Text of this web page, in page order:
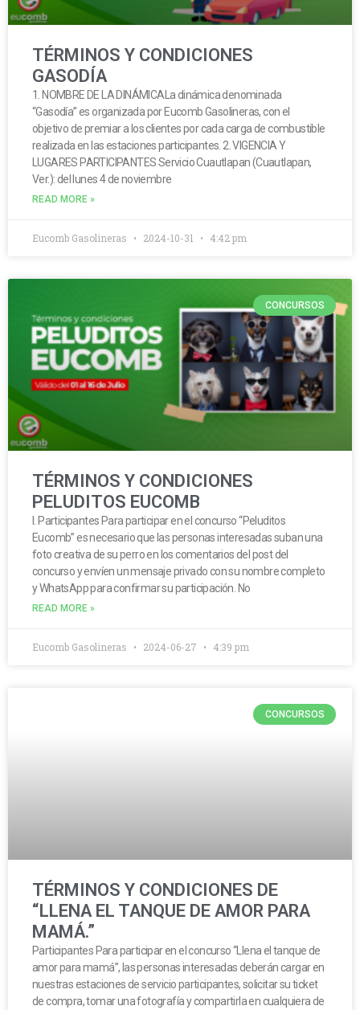
TÉRMINOS Y CONDICIONES
GASODÍA
1. NOMBRE DE LA DINÁMICALa dinámica denominada
“Gasodía” es organizada por Eucomb Gasolineras, con el
objetivo de premiar a los clientes por cada carga de combustible
realizada en las estaciones participantes. 2. VIGENCIA Y
LUGARES PARTICIPANTES Servicio Cuautlapan (Cuautlapan,
Ver.): del lunes 4 de noviembre
READ MORE »
Eucomb Gasolineras 2024-10-31 4:42 pm
CONCURSOS
TÉRMINOS Y CONDICIONES
PELUDITOS EUCOMB
I. Participantes Para participar en el concurso “Peluditos
Eucomb” es necesario que las personas interesadas suban una
foto creativa de su perro en los comentarios del post del
concurso y envíen un mensaje privado con su nombre completo
y WhatsApp para confirmar su participación. No
READ MORE »
Eucomb Gasolineras 2024-06-27 4:39 pm
CONCURSOS
TÉRMINOS Y CONDICIONES DE
“LLENA EL TANQUE DE AMOR PARA
MAMÁ.”
Participantes Para participar en el concurso “Llena el tanque de
amor para mamá”, las personas interesadas deberán cargar en
nuestras estaciones de servicio participantes, solicitar su ticket
de compra, tomar una fotografía y compartirla en cualquiera de